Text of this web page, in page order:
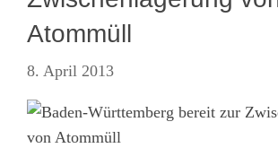
Atommüll
8. April 2013